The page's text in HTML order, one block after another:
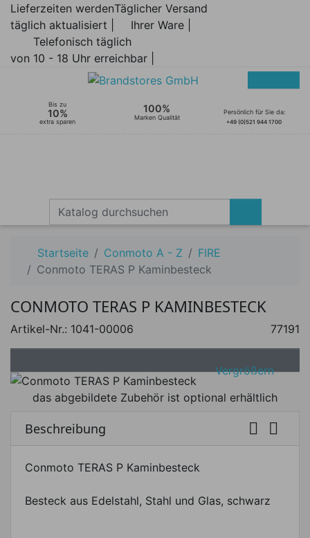
Lieferzeiten werden
täglich aktualisiert |
Täglicher Versand
Ihrer Ware |
Telefonisch täglich
von 10 - 18 Uhr erreichbar |
Bis zu
10%
extra sparen
100%
Marken Qualität
Persönlich für Sie da:
+49 (0)521 944 1700
Startseite Conmoto A - Z
FIRE
Conmoto TERAS P Kaminbesteck
CONMOTO TERAS P KAMINBESTECK
Artikel-Nr.: 1041-00006 77191
Vergrößern
das abgebildete Zubehör ist optional erhältlich
Beschreibung  
Conmoto TERAS P Kaminbesteck
Besteck aus Edelstahl, Stahl und Glas, schwarz